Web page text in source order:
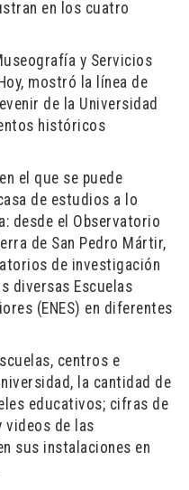
en los cuatro
y Servicios
mostró la línea de
de la Universidad
históricos
el que se puede
de estudios a lo
desde el Observatorio
de San Pedro Mártir,
de investigación
diversas Escuelas
(ENES) en diferentes
centros e
la cantidad de
educativos; cifras de
videos de las
sus instalaciones en